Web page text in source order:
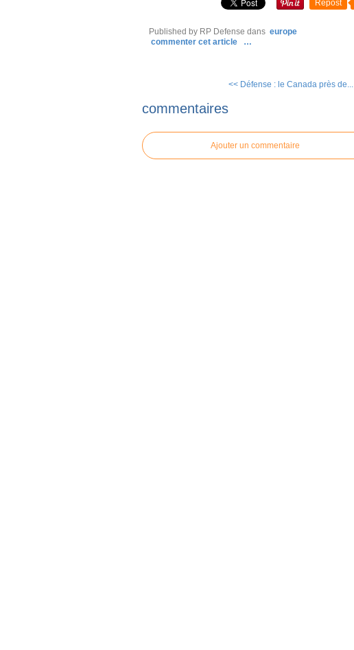
Repost
Published by RP Defense dans europe
commenter cet article
…
<< Défense : le Canada près de...
commentaires
Ajouter un commentaire